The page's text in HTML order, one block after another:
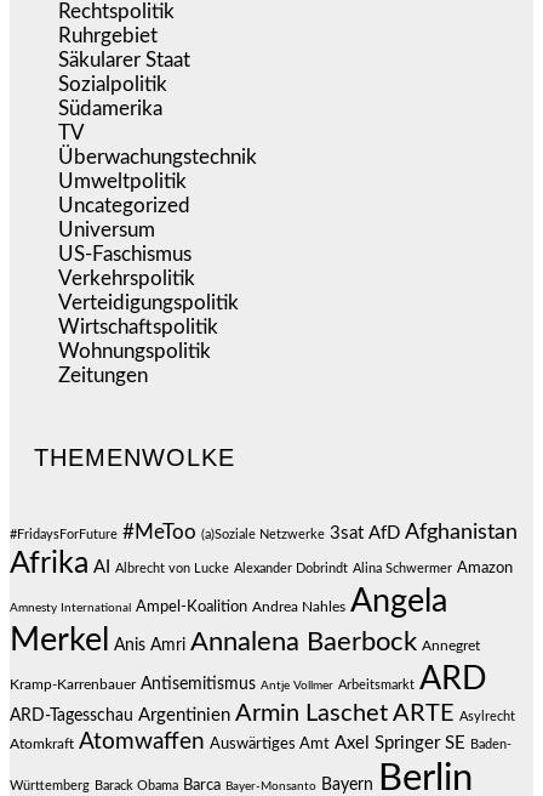
Rechtspolitik
Ruhrgebiet
Säkularer Staat
Sozialpolitik
Südamerika
TV
Überwachungstechnik
Umweltpolitik
Uncategorized
Universum
US-Faschismus
Verkehrspolitik
Verteidigungspolitik
Wirtschaftspolitik
Wohnungspolitik
Zeitungen
THEMENWOLKE
#FridaysForFuture #MeToo (a)Soziale Netzwerke 3sat AfD Afghanistan
Afrika AI Albrecht von Lucke Alexander Dobrindt Alina Schwermer Amazon
Amnesty International Ampel-Koalition Andrea Nahles Angela
Merkel
Anis Amri Annalena Baerbock Annegret
Kramp-Karrenbauer Antisemitismus Antje Vollmer Arbeitsmarkt ARD
ARD-Tagesschau Argentinien Armin Laschet ARTE Asylrecht
Atomkraft Atomwaffen Auswärtiges Amt Axel Springer SE Baden-
Württemberg Barack Obama Barca Bayer-Monsanto Bayern Berlin